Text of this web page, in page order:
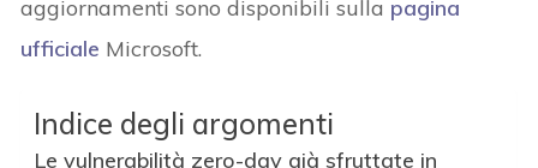
aggiornamenti sono disponibili sulla pagina
ufficiale Microsoft.
Indice degli argomenti
Le vulnerabilità zero-day già sfruttate in